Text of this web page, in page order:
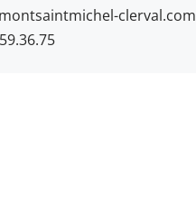
clerval.com